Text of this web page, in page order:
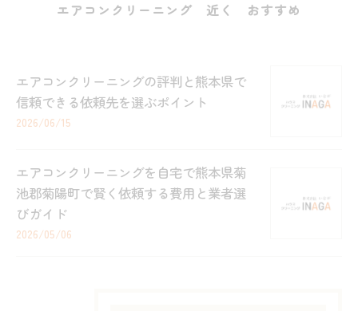
エアコンクリーニング 近く おすすめ
エアコンクリーニングの評判と熊本県で
信頼できる依頼先を選ぶポイント
2026/06/15
エアコンクリーニングを自宅で熊本県菊
池郡菊陽町で賢く依頼する費用と業者選
びガイド
2026/05/06